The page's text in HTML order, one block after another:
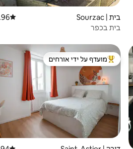
בית | Sourzac דירוג ממוצע
(50)
בית בכפר
מוביל בקרב נכסים מועדפים על ידי
מועדף על ידי אורחים